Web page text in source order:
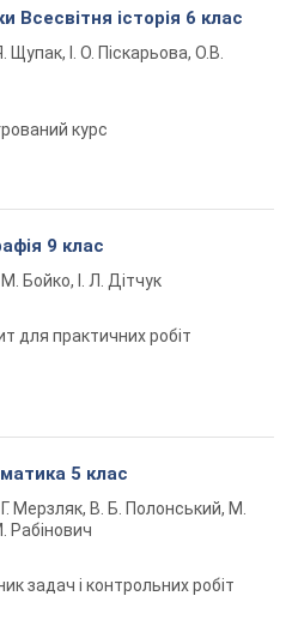
Всесвітня історія 6 клас
Я. Щупак, І. О. Піскарьова, О.В.
курс
9 клас
М. Бойко, І. Л. Дітчук
для практичних робіт
5 клас
Мерзляк, В. Б. Полонський, М.
Рабінович
задач і контрольних робіт